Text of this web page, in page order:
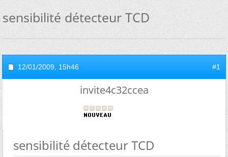
sensibilité détecteur TCD
12/01/2009, 15h46 #1
invite4c32ccea
sensibilité détecteur TCD